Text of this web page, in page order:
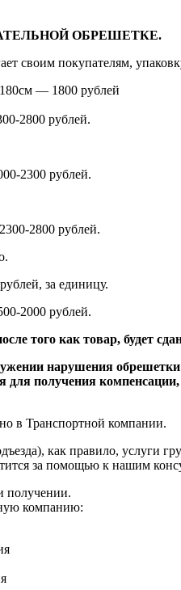
ОБРЕШЕТКЕ.
своим покупателям,
— 1800 рублей
2800 рублей.
2300 рублей.
2800 рублей.
за единицу.
1500-2000 рублей.
того как товар, будет
нарушения
получения
в Транспортной компании.
как правило, услуги
за помощью к нашим
получении.
компанию: